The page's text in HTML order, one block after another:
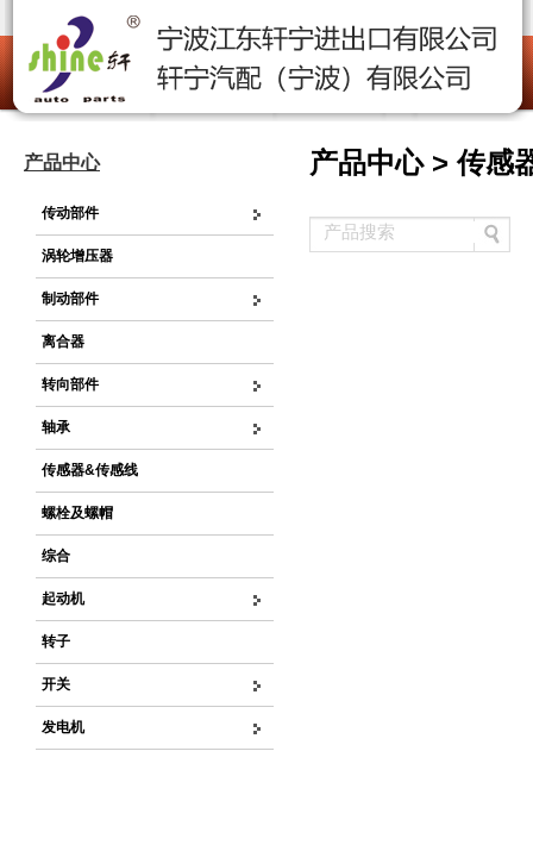
产品中心
传动部件
涡轮增压器
制动部件
离合器
转向部件
轴承
传感器&传感线
螺栓及螺帽
综合
起动机
转子
开关
发电机
产品中心 > 传感